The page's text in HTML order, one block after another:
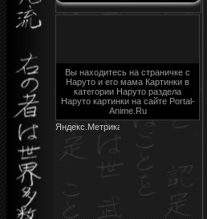
Вы находитесь на страничке с
Наруто и его мама Картинки в
категории Наруто раздела
Наруто картинки на сайте Portal-
Anime.Ru